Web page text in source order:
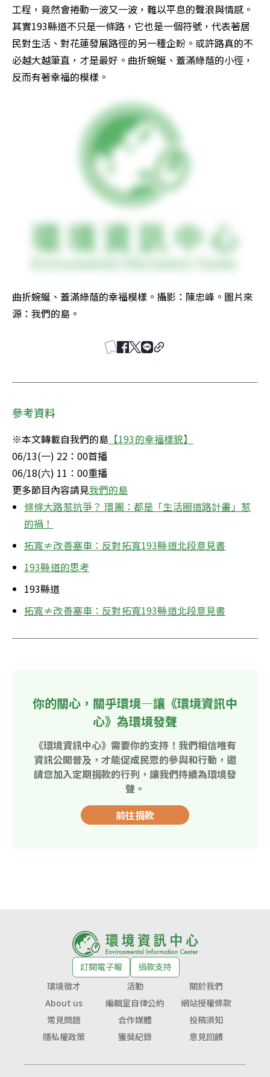
工程，竟然會捲動一波又一波，難以平息的聲浪與情感。
其實193縣道不只是一條路，它也是一個符號，代表著居
民對生活、對花蓮發展路徑的另一種企盼。或許路真的不
必越大越筆直，才是最好。曲折蜿蜒、蓋滿綠蔭的小徑，
反而有著幸福的模樣。
曲折蜿蜒、蓋滿綠蔭的幸福模樣。攝影：陳忠峰。圖片來
源：我們的島。
參考資料
※本文轉載自我們的島 【193的幸福樣貌】
06/13(一) 22：00首播
06/18(六) 11：00重播
更多節目內容請見我們的島
條條大路惹抗爭？ 環團：都是「生活圈道路計畫」惹
的禍！
拓寬≠改善塞車：反對拓寬193縣道北段意見書
193縣道的思考
193縣道
拓寬≠改善塞車：反對拓寬193縣道北段意見書
你的關心，關乎環境—讓《環境資訊中
心》為環境發聲
《環境資訊中心》需要你的支持！我們相信唯有
資訊公開普及，才能促成民眾的參與和行動，邀
請您加入定期捐款的行列，讓我們持續為環境發
聲。
前往捐款
訂閱電子報
捐款支持
環境徵才
活動
關於我們
About us
編輯室自律公約
網站授權條款
常見問題
合作媒體
投稿須知
隱私權政策
獲獎紀錄 意見回饋